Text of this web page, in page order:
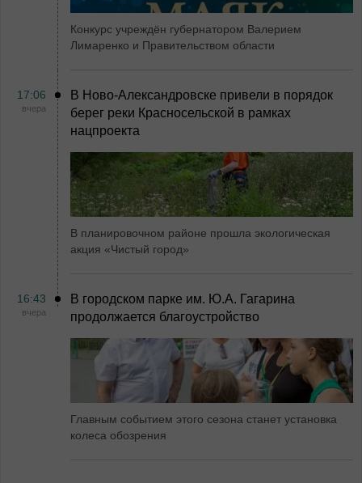
Конкурс учреждён губернатором Валерием
Лимаренко и Правительством области
17:06
вчера
В Ново-Александровске привели в порядок
берег реки Красносельской в рамках
нацпроекта
В планировочном районе прошла экологическая
акция «Чистый город»
16:43
вчера
В городском парке им. Ю.А. Гагарина
продолжается благоустройство
Главным событием этого сезона станет установка
колеса обозрения